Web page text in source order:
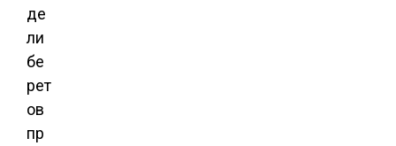
де
ли
бе
рет
ов
пр